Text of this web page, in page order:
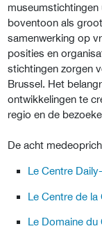
boventoon als
samenwerking op
posities en
stichtingen zorgen
Brussel. Het
ontwikkelingen te
regio en de
De acht
Le Centre
Le Centre de la
Le Domaine du